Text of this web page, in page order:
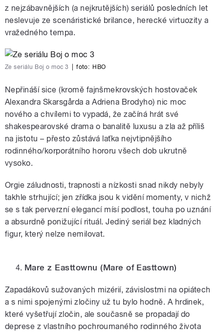
z nejzábavnějších (a nejkrutějších) seriálů posledních let
neslevuje ze scenáristické brilance, herecké virtuozity a
vražedného tempa.
Ze seriálu Boj o moc 3 foto: HBO
Nepřináší sice (kromě fajnšmekrovských hostovaček
Alexandra Skarsgårda a Adriena Brodyho) nic moc
nového a chvílemi to vypadá, že začíná hrát své
shakespearovské drama o banalitě luxusu a zla až příliš
na jistotu – přesto zůstává laťka nejvtipnějšího
rodinného/korporátního hororu všech dob ukrutně
vysoko.
Orgie záludnosti, trapnosti a nízkosti snad nikdy nebyly
takhle strhující; jen zřídka jsou k vidění momenty, v nichž
se s tak perverzní elegancí mísí podlost, touha po uznání
a absurdně ponižující rituál. Jediný seriál bez kladných
figur, který nelze nemilovat.
Mare z Easttownu(Mare of Easttown)
Zapadákovů sužovaných mizérií, závislostmi na opiátech
a s nimi spojenými zločiny už tu bylo hodně. A hrdinek,
které vyšetřují zločin, ale současně se propadají do
deprese z vlastního pochroumaného rodinného života